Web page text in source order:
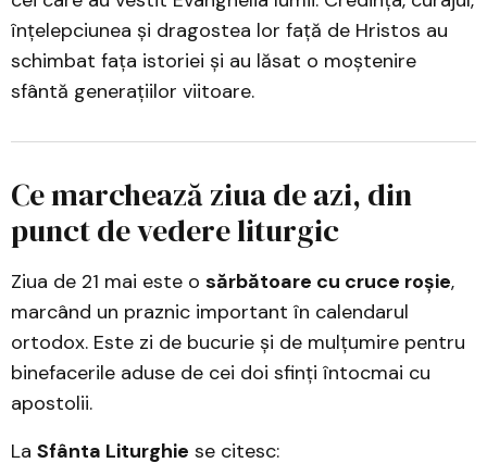
înțelepciunea și dragostea lor față de Hristos au
schimbat fața istoriei și au lăsat o moștenire
sfântă generațiilor viitoare.
Ce marchează ziua de azi, din
punct de vedere liturgic
Ziua de 21 mai este o sărbătoare cu cruce roșie,
marcând un praznic important în calendarul
ortodox. Este zi de bucurie și de mulțumire pentru
binefacerile aduse de cei doi sfinți întocmai cu
apostolii.
La Sfânta Liturghie se citesc: